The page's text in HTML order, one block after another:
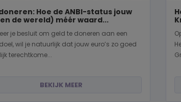
Hoe de ANBI-status jouw
de wereld) méér waard...
je besluit om geld te doneren aan een
wil je natuurlijk dat jouw euro’s zo goed
terechtkome...
BEKIJK MEER